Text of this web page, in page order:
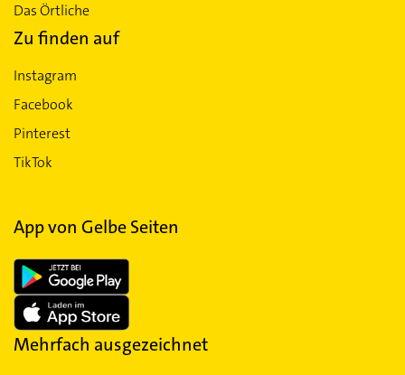
Das Örtliche
Zu finden auf
Instagram
Facebook
Pinterest
TikTok
App von Gelbe Seiten
Mehrfach ausgezeichnet